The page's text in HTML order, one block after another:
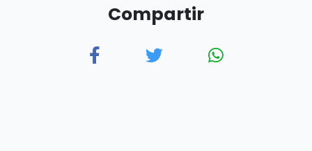
Compartir